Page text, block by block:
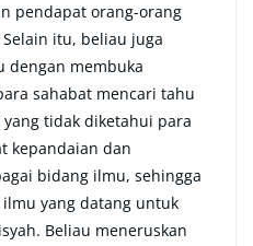
pendapat orang-orang
itu, beliau juga
dengan membuka
sahabat mencari tahu
tidak diketahui para
kepandaian dan
bidang ilmu, sehingga
yang datang untuk
Beliau meneruskan